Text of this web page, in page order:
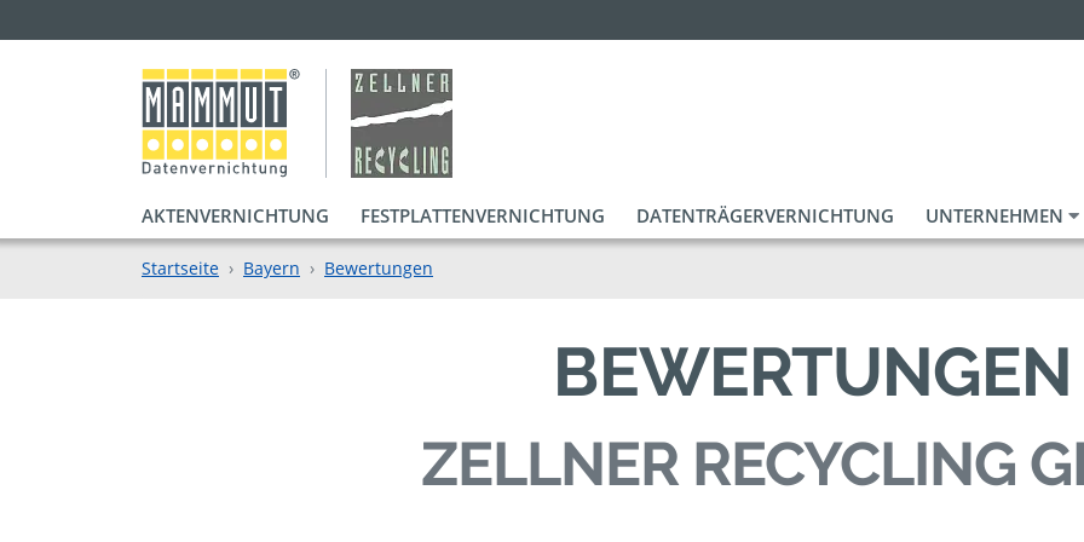
AKTENVERNICHTUNG FESTPLATTENVERNICHTUNG DATENTRÄGERVERNICHTUNG UNTERNEHMEN
Startseite Bayern Bewertungen
BEWERTUNGEN
ZELLNER RECYCLING